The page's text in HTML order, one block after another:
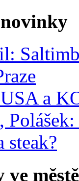
a
steak?
městě